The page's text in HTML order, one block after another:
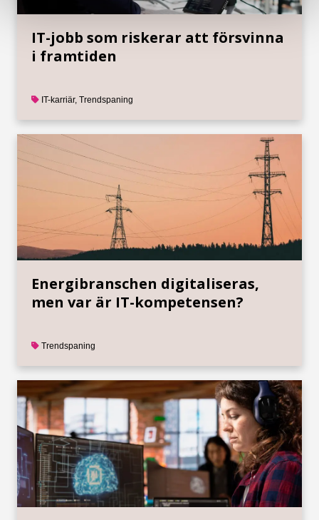
IT-jobb som riskerar att försvinna
i framtiden
IT-karriär, Trendspaning
Energibranschen digitaliseras,
men var är IT-kompetensen?
Trendspaning